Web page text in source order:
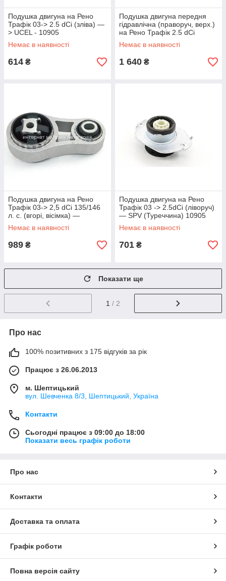
Подушка двигуна на Рено
Трафік 03-> 2.5 dCi (зліва) —
> UCEL - 10905
Немає в наявності
614 ₴
Подушка двигуна передня
гідравлічна (праворуч, верх.)
на Рено Трафік 2.5 dCi
(135/146)- Metalcaucho -
MC4450
Немає в наявності
1 640 ₴
Подушка двигуна на Рено
Трафік 03-> 2,5 dCi 135/146
л. с. (вгорі, вісімка) —
PROTTEGO (Франція) -
96762J
Немає в наявності
989 ₴
Подушка двигуна на Рено
Трафік 03 -> 2.5dCi (ліворуч)
— SPV (Туреччина) 10905
Немає в наявності
701 ₴
Показати ще
1 / 2
Про нас
100% позитивних з 175 відгуків за рік
Працює з 26.06.2013
м. Шептицький
вул. Шевченка 8/3, Шептицький, Україна
Контакти
Сьогодні працює з 09:00 до 18:00
Показати весь графік роботи
Про нас
Контакти
Доставка та оплата
Графік роботи
Повна версія сайту